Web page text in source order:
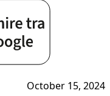
October 15, 2024